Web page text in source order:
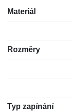
Materiál
Rozměry
Typ zapínání